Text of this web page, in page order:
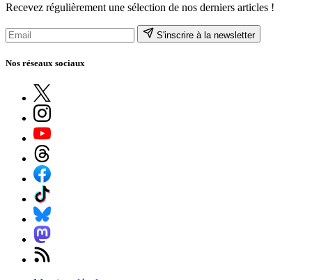
Recevez régulièrement une sélection de nos derniers articles !
S'inscrire à la newsletter
Nos réseaux sociaux